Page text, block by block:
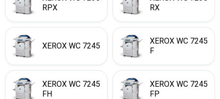
RPX
RX
XEROX WC 7245
XEROX WC 7245
F
XEROX WC 7245
FH
XEROX WC 7245
FP